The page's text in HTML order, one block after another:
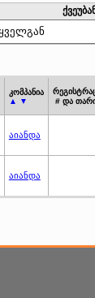
კომპანია
▲ ▼
# და
აიანდა
აიანდა